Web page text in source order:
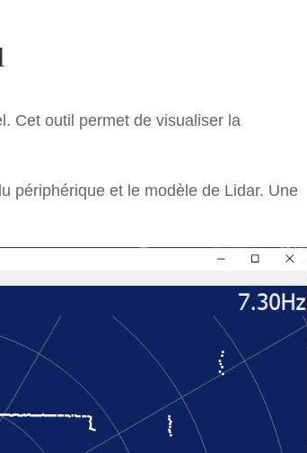
Cet outil permet de visualiser la
périphérique et le modèle de Lidar. Une